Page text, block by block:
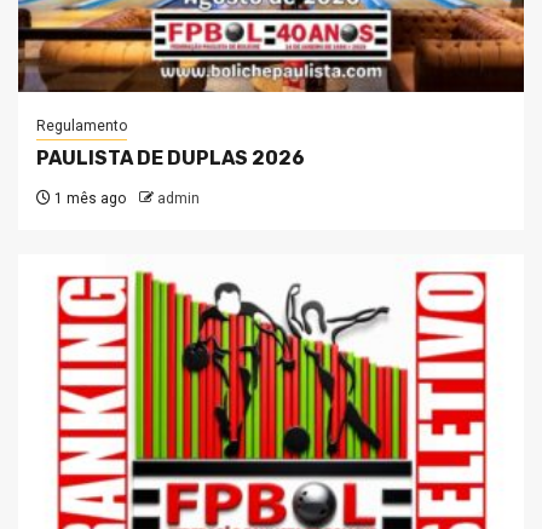
Regulamento
PAULISTA DE DUPLAS 2026
1 mês ago admin